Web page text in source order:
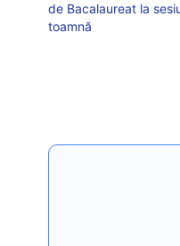
de Bacalaureat la
toamnă